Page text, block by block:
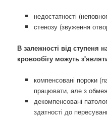
недостатності
стенозу (звуження
В залежності від ступеня
кровообігу можуть
компенсовані пороки
працювати, але з
декомпенсовані
здатності до